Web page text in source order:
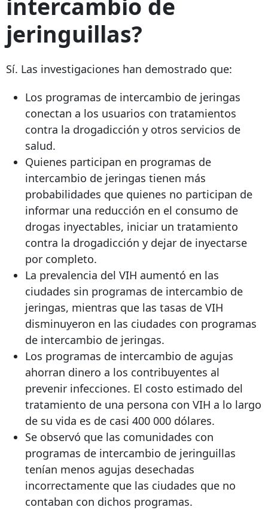
jeringuillas?
Sí. Las investigaciones han demostrado que:
Los programas de intercambio de jeringas
conectan a los usuarios con tratamientos
contra la drogadicción y otros servicios de
salud.
Quienes participan en programas de
intercambio de jeringas tienen más
probabilidades que quienes no participan de
informar una reducción en el consumo de
drogas inyectables, iniciar un tratamiento
contra la drogadicción y dejar de inyectarse
por completo.
La prevalencia del VIH aumentó en las
ciudades sin programas de intercambio de
jeringas, mientras que las tasas de VIH
disminuyeron en las ciudades con programas
de intercambio de jeringas.
Los programas de intercambio de agujas
ahorran dinero a los contribuyentes al
prevenir infecciones. El costo estimado del
tratamiento de una persona con VIH a lo largo
de su vida es de casi 400 000 dólares.
Se observó que las comunidades con
programas de intercambio de jeringuillas
tenían menos agujas desechadas
incorrectamente que las ciudades que no
contaban con dichos programas.